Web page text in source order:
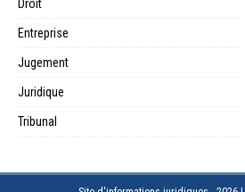
Droit
Entreprise
Jugement
Juridique
Tribunal